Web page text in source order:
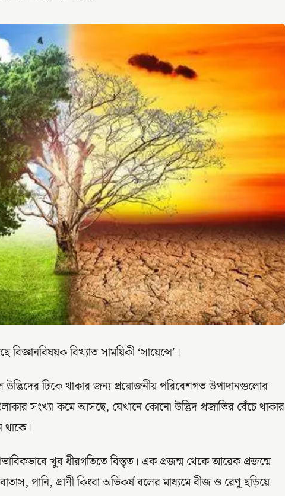
বিখ্যাত সাময়িকী ‘সায়েন্সে’।
টিকে থাকার জন্য প্রয়োজনীয় পরিবেশগত উপাদানগুলোর
সংখ্যা কমে আসছে, যেখানে কোনো উদ্ভিদ প্রজাতির বেঁচে থাকার
থাকে।
খুব ধীরগতিতে বিস্তৃত। এক প্রজন্ম থেকে আরেক প্রজন্মে
পানি, প্রাণী কিংবা অভিকর্ষ বলের মাধ্যমে বীজ ও রেণু ছড়িয়ে